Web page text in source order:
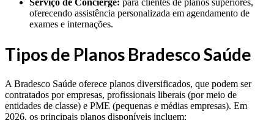
oferecendo assistência personalizada em agendamento de
exames e internações.
Tipos de Planos Bradesco Saúde
A Bradesco Saúde oferece planos diversificados, que podem ser
contratados por empresas, profissionais liberais (por meio de
entidades de classe) e PME (pequenas e médias empresas). Em
2026, os principais planos disponíveis incluem: